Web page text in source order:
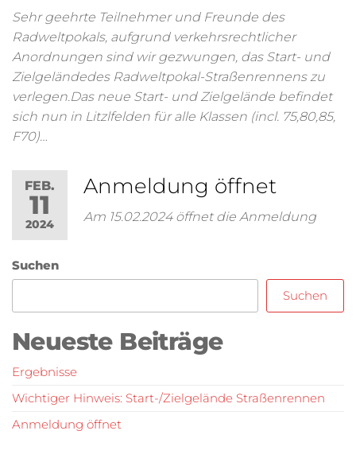
Sehr geehrte Teilnehmer und Freunde des
Radweltpokals, aufgrund verkehrsrechtlicher
Anordnungen sind wir gezwungen, das Start- und
Zielgeländedes Radweltpokal-Straßenrennens zu
verlegen.Das neue Start- und Zielgelände befindet
sich nun in Litzlfelden für alle Klassen (incl. 75,80,85,
F70)…
FEB.
11
2024
Anmeldung öffnet
Am 15.02.2024 öffnet die Anmeldung
Suchen
Suchen
Neueste Beiträge
Ergebnisse
Wichtiger Hinweis: Start-/Zielgelände Straßenrennen
Anmeldung öffnet